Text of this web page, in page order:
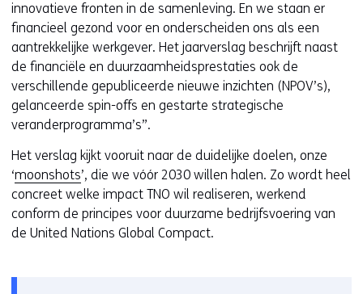
innovatieve fronten in de samenleving. En we staan er
financieel gezond voor en onderscheiden ons als een
aantrekkelijke werkgever. Het jaarverslag beschrijft naast
de financiële en duurzaamheidsprestaties ook de
verschillende gepubliceerde nieuwe inzichten (NPOV’s),
gelanceerde spin-offs en gestarte strategische
veranderprogramma’s”.
Het verslag kijkt vooruit naar de duidelijke doelen, onze
‘moonshots’, die we vóór 2030 willen halen. Zo wordt heel
concreet welke impact TNO wil realiseren, werkend
conform de principes voor duurzame bedrijfsvoering van
de United Nations Global Compact.